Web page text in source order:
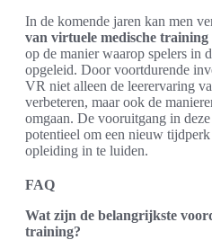
In de komende jaren kan men
van virtuele medische training
op de manier waarop spelers in
opgeleid. Door voortdurende
VR niet alleen de leerervaring
verbeteren, maar ook de
omgaan. De vooruitgang in
potentieel om een nieuw
opleiding in te luiden.
FAQ
Wat zijn de belangrijkste
training?